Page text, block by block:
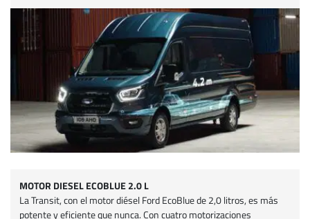
MOTOR DIESEL ECOBLUE 2.0 L
La Transit, con el motor diésel Ford EcoBlue de 2,0 litros, es más
potente y eficiente que nunca. Con cuatro motorizaciones